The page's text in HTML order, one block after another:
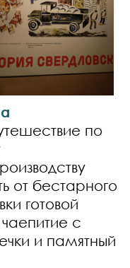
по
от бестарного
готовой
с
и памятный